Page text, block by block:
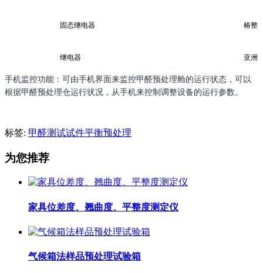
固态继电器 椿整
继电器 亚洲
手机监控功能：可由手机界面来监控甲醛预处理舱的运行状态，可以
根据甲醛预处理仓运行状况，从手机来控制调整设备的运行参数。
标签: 甲醛测试试件平衡预处理
为您推荐
家具位差度、翘曲度、平整度测定仪
气候箱法样品预处理试验箱